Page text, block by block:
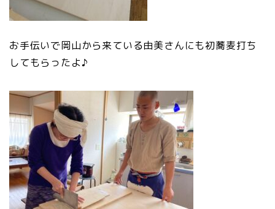
お手伝いで岡山から来ている由美さんにも初蕎麦打ち
してもらったよ♪